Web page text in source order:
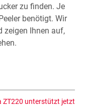
zu finden. Je
benötigt. Wir
zeigen Ihnen auf,
ZT220 unterstützt jetzt